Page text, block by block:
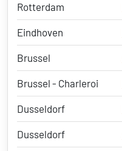
Rotterdam
Eindhoven
Brussel
Brussel - Charleroi
Dusseldorf
Dusseldorf